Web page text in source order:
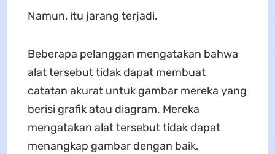
Namun, itu jarang terjadi.
Beberapa pelanggan mengatakan bahwa
alat tersebut tidak dapat membuat
catatan akurat untuk gambar mereka yang
berisi grafik atau diagram. Mereka
mengatakan alat tersebut tidak dapat
menangkap gambar dengan baik.